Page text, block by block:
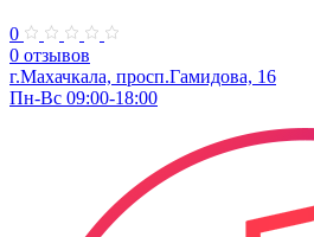
0
0 отзывов
г.Махачкала, просп.Гамидова, 16
Пн-Вс 09:00-18:00